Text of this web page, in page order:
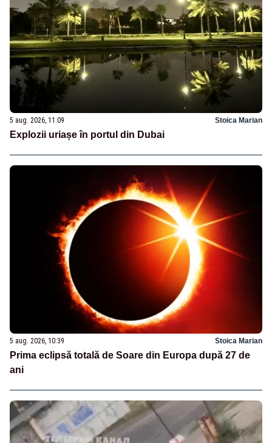
5 aug. 2026, 11:09 Stoica Marian
Explozii uriașe în portul din Dubai
5 aug. 2026, 10:39 Stoica Marian
Prima eclipsă totală de Soare din Europa după 27 de
ani